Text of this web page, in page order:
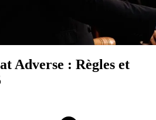
Adverse : Règles et